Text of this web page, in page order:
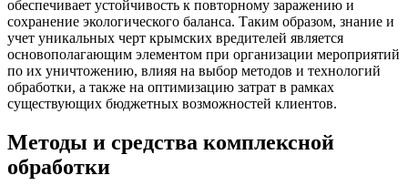
обеспечивает устойчивость к повторному заражению и
сохранение экологического баланса. Таким образом, знание и
учет уникальных черт крымских вредителей является
основополагающим элементом при организации мероприятий
по их уничтожению, влияя на выбор методов и технологий
обработки, а также на оптимизацию затрат в рамках
существующих бюджетных возможностей клиентов.
Методы и средства комплексной
обработки